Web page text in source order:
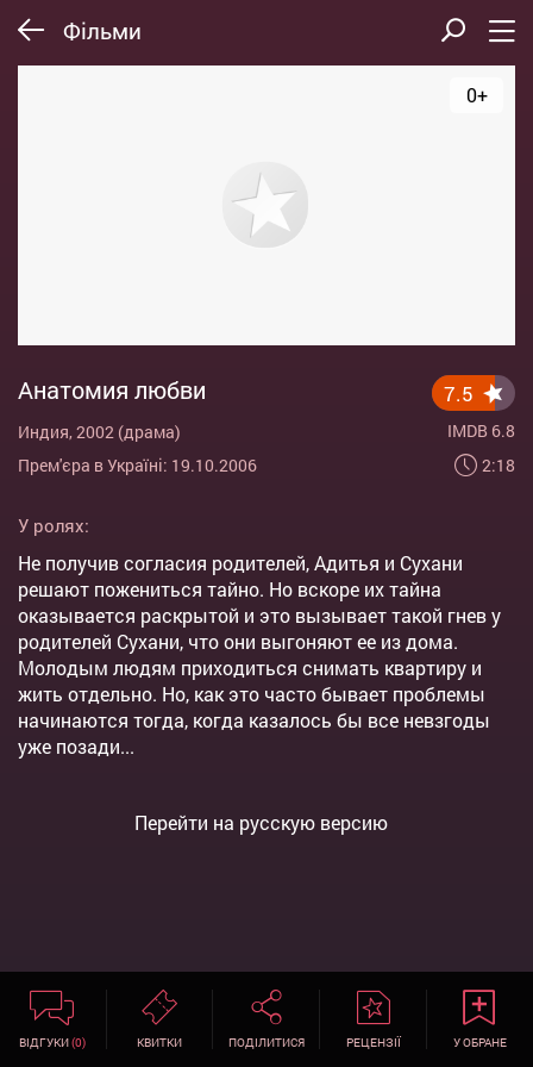
Фільми
0+
Анатомия любви
Индия, 2002 (драма)
Прем'єра в Україні: 19.10.2006
7.5
IMDB 6.8
2:18
У ролях:
Не получив согласия родителей, Адитья и Сухани
решают пожениться тайно. Но вскоре их тайна
оказывается раскрытой и это вызывает такой гнев у
родителей Сухани, что они выгоняют ее из дома.
Молодым людям приходиться снимать квартиру и
жить отдельно. Но, как это часто бывает проблемы
начинаются тогда, когда казалось бы все невзгоды
уже позади...
Перейти на русскую версию
ВІДГУКИ(0) КВИТКИ ПОДІЛИТИСЯ РЕЦЕНЗІЇ У ОБРАНЕ